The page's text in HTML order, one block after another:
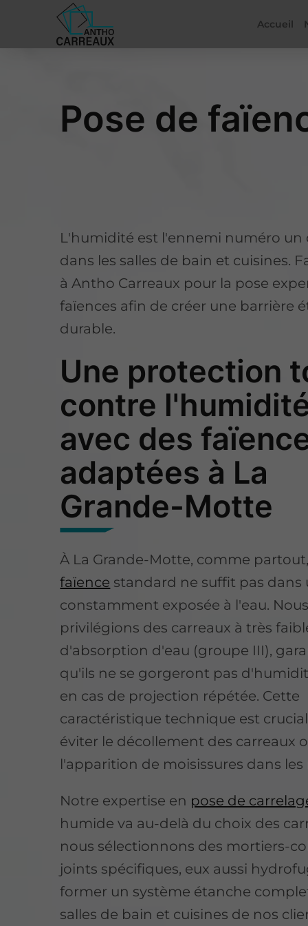
Accueil
Pose de
L'humidité est l'ennemi numéro un
dans les salles de bain et cuisines.
à Antho Carreaux pour la pose
faïences afin de créer une barrière
durable.
Une protection
contre
avec des
adaptées à La
Grande-Motte
À La Grande-Motte, comme
faïence standard ne suffit pas dans
constamment exposée à l'eau. Nous
privilégions des carreaux à très
d'absorption d'eau (groupe III),
qu'ils ne se gorgeront pas
en cas de projection répétée. Cette
caractéristique technique est
éviter le décollement des carreaux
l'apparition de moisissures dans les
Notre expertise en pose de
humide va au-delà du choix des
nous sélectionnons des mortiers-
joints spécifiques, eux aussi
former un système étanche
salles de bain et cuisines de nos